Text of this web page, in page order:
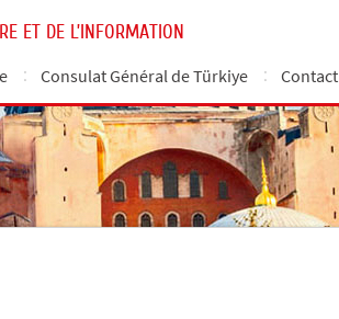
ET DE L’INFORMATION
Consulat Général de Türkiye Contact